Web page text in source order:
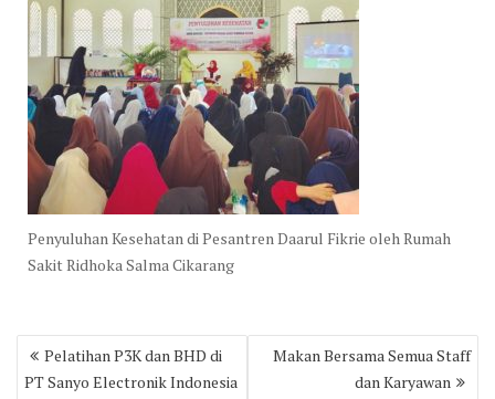
Penyuluhan Kesehatan di Pesantren Daarul Fikrie oleh Rumah
Sakit Ridhoka Salma Cikarang
Post
navigation
Pelatihan P3K dan BHD di
PT Sanyo Electronik Indonesia
Makan Bersama Semua Staff
dan Karyawan